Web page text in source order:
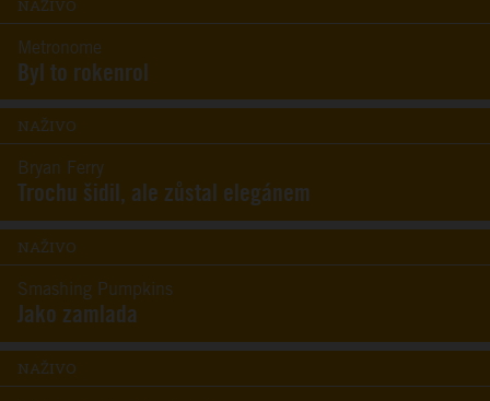
NAŽIVO
Metronome
Byl to rokenrol
NAŽIVO
Bryan Ferry
Trochu šidil, ale zůstal elegánem
NAŽIVO
Smashing Pumpkins
Jako zamlada
NAŽIVO